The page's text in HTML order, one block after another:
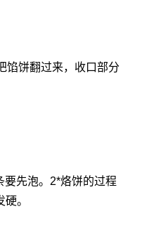
馅饼翻过来，收口部分
要先泡。2*烙饼的过程
。